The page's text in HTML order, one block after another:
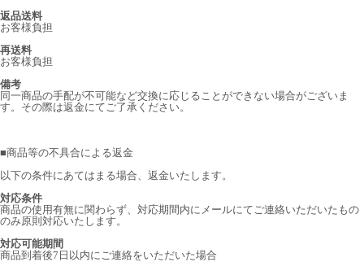
返品送料
お客様負担
再送料
お客様負担
備考
同一商品の手配が不可能など交換に応じることができない場合がございま
す。その際は返金にてご了承ください。
■商品等の不具合による返金
以下の条件にあてはまる場合、返金いたします。
対応条件
商品の使用有無に関わらず、対応期間内にメールにてご連絡いただいたもの
のみ原則対応いたします。
対応可能期間
商品到着後7日以内にご連絡をいただいた場合